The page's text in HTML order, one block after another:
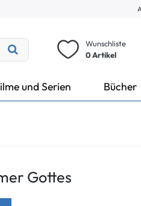
Wunschliste
0 Artikel
und Serien Bücher
Gottes